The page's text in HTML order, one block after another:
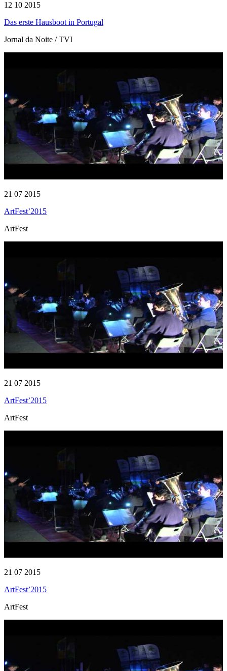
12 10 2015
Das erste Hausboot in Portugal
Jornal da Noite / TVI
21 07 2015
ArtFest’2015
ArtFest
21 07 2015
ArtFest’2015
ArtFest
21 07 2015
ArtFest’2015
ArtFest